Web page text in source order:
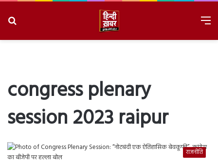
congress plenary
session 2023 raipur
राजनीति